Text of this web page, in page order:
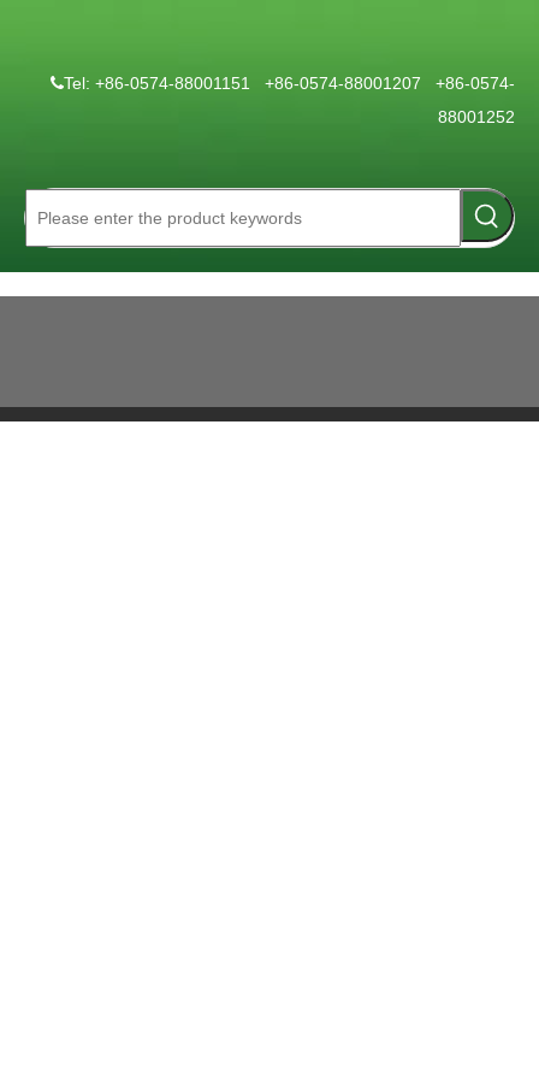
Tel: +86-0574-88001151 +86-0574-88001207 +86-0574-
88001252